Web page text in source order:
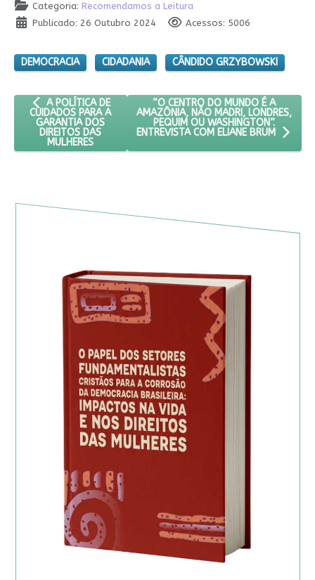
Categoria: Recomendamos a Leitura
Publicado: 26 Outubro 2024
Acessos: 5006
DEMOCRACIA CIDADANIA CÂNDIDO GRZYBOWSKI
ARTIGO ANTERIOR: A POLÍTICA DE CUIDADOS PARA A
A POLÍTICA DE
CUIDADOS PARA A
GARANTIA DOS
DIREITOS DAS
MULHERES
PRÓXIMO ARTIGO: “O CENTRO DO
“O CENTRO DO MUNDO É A
AMAZÔNIA, NÃO MADRI, LONDRES,
PEQUIM OU WASHINGTON”.
ENTREVISTA COM ELIANE BRUM